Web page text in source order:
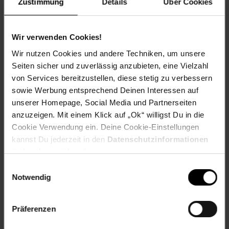
Zustimmung Details Über Cookies
Wir verwenden Cookies!
Wir nutzen Cookies und andere Techniken, um unsere
Seiten sicher und zuverlässig anzubieten, eine Vielzahl
von Services bereitzustellen, diese stetig zu verbessern
sowie Werbung entsprechend Deinen Interessen auf
unserer Homepage, Social Media und Partnerseiten
anzuzeigen. Mit einem Klick auf „Ok“ willigst Du in die
Cookie Verwendung ein. Deine Cookie-Einstellungen
kannst Du jederzeit in den Datenschutzinformationen
ändern bzw. widerrufen.
Notwendig
Präferenzen
Ob pur eisgekühlt, mit frischen Erdbeerstücken oder als
Basis für raffinierte Cocktails – derGerstacker Cream Fizz
einem Hauch Vanille oder kombinieren Sie ihn mit
Schokolade für ein besonders luxuriöses
Jetzt online bestellen und cremig-fruchtige
Erfrischung genießen!
Gönnen Sie sich das einzigartige Zusammenspiel aus
prickelndem Fruchtsecco und samtiger Cremigkeit!
Bestellen Sie jetzt die6 x 0,75 Liter-Packung Gerstacker
Cream Fizz Erdbeerund erleben Sie fruchtigen Genuss in
EAN: 2100000922956